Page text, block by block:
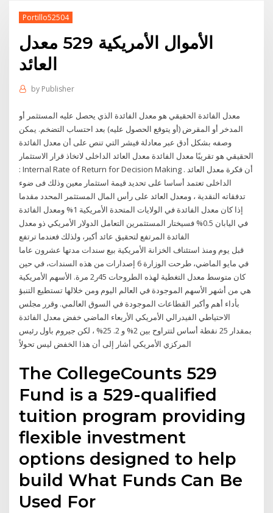
Portillo52504
الأموال الأمريكية 529 معدل
العائد
by Publisher
معدل الفائدة الحقيقي هو معدل الفائدة الذي يحصل عليه المستثمر أو
المدخر أو المقرض (أو يتوقع الحصول عليه) بعد احتساب التضخم. يمكن
وصفه بشكل أدق عبر معادلة فيشر التي تنص على أن معدل الفائدة
الحقيقي هو تقريبًا معدل الفائدة معدل العائد الداخلى لاتخاذ قرار الاستثمار
: Internal Rate of Return for Decision Making . أن فكرة معدل العائد
الداخلى تعتمد أساسا على تحديد قيمة استثمار معين وذلك فى ضوء
تدفقاته النقدية ، ومعدل العائد على رأس المال المستثمر المحدد مقدما
إذا كان معدل الفائدة في الولايات المتحدة الأمريكية 1% ومعدل الفائدة
في اليابان 0.5% فسيختار المستثمرين التعامل الدولار الأمريكي ذو معدل
الفائدة المرتفع لتحقيق عائد أكبر، ولذلك فعندما ترتفع
قبل يوم ومنذ استئناف الخزانة الأمريكية بيع سندات مدتها عشرون عاما
في مايو الماضي، طرحت الوزارة 6 إصدارات من هذه السندات، في حين
كان متوسط معدل التغطية لهذه الطروحات 45ر2 مرة. الأسهم الأمريكية
هي من أشهر الأسهم الموجودة في العالم اليوم ومن خلالها تستطيع التنبؤ
بأداء أهم وأكبر القطاعات الموجودة في السوق العالمي. وقرر مجلس
الاحتياطي الفيدرالي الأمريكي الأربعاء الماضي خفض معدل الفائدة
بمقدار 25 نقطة أساس لتتراوح بين 2% و 2. 25% ، لكن جيروم باول رئيس
المركزي الأمريكي أشار إلى أن هذا الخفض ليس تحولاً
The CollegeCounts 529
Fund is a 529-qualified
tuition program providing
flexible investment
options designed to help
build What Funds Can Be
Used For